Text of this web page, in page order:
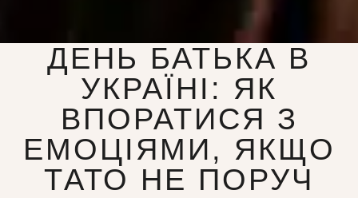
ДЕНЬ БАТЬКА В
УКРАЇНІ: ЯК
ВПОРАТИСЯ З
ЕМОЦІЯМИ, ЯКЩО
ТАТО НЕ ПОРУЧ